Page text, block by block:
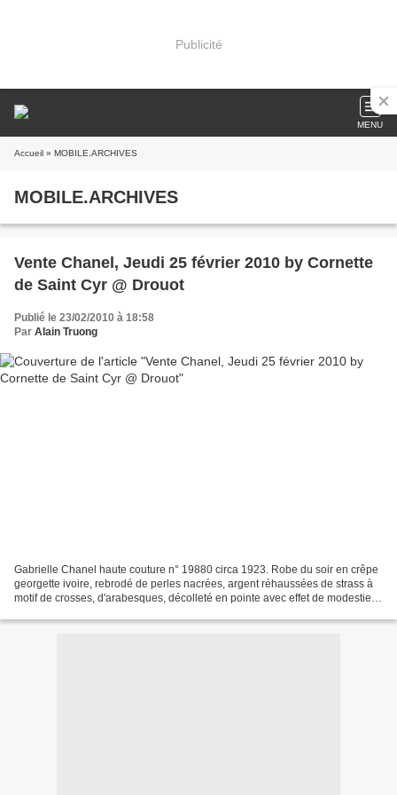
Publicité
MENU
Accueil » MOBILE.ARCHIVES
MOBILE.ARCHIVES
Vente Chanel, Jeudi 25 février 2010 by Cornette
de Saint Cyr @ Drouot
Publié le 23/02/2010 à 18:58
Par Alain Truong
Gabrielle Chanel haute couture n° 19880 circa 1923. Robe du soir en crêpe
georgette ivoire, rebrodé de perles nacrées, argent réhaussées de strass à
motif de crosses, d'arabesques, décolleté en pointe avec effet de modestie,